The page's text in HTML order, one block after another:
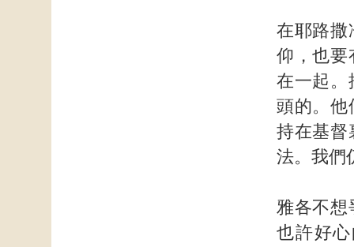
在耶路撒
仰，也要
在一起。
頭的。他
持在基督
法。我們
雅各不想
也許好